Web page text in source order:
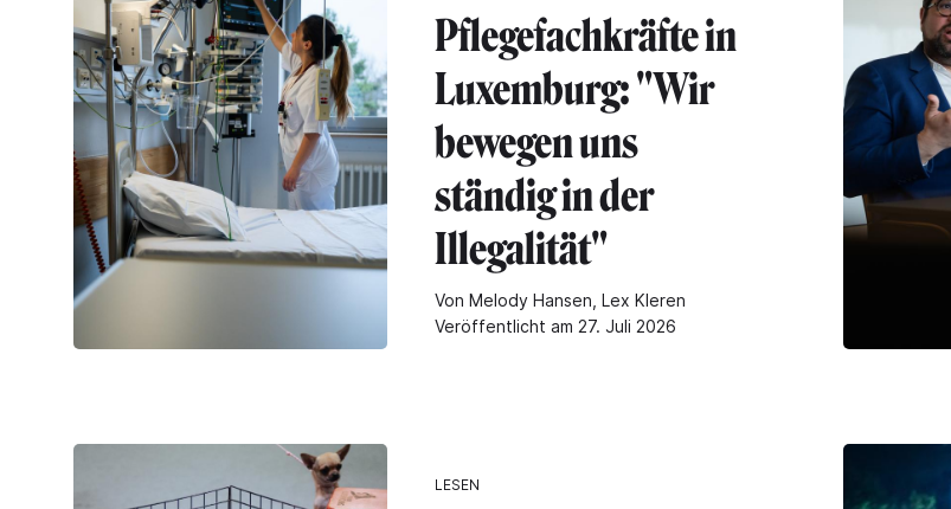
Pflegefachkräfte in
Luxemburg: "Wir
bewegen uns
ständig in der
Illegalität"
Von Melody Hansen, Lex Kleren
Veröffentlicht am 27. Juli 2026
LESEN